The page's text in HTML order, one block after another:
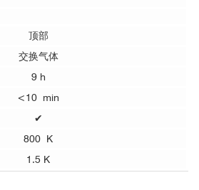
顶部
交换气体
9 h
<10 min
✔
800 K
1.5 K